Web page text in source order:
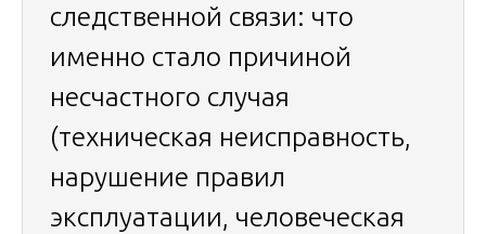
следственной связи: что
именно стало причиной
несчастного случая
(техническая неисправность,
нарушение правил
эксплуатации, человеческая